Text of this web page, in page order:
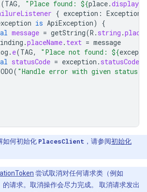
(TAG, "Place found: ${place.
{ exception : Exception
is ApiException)
{
message = getString(R . string .
.placeName. text = message
. e(TAG, "Place not found: ${
statusCode = exception . statusCode
( "Handle error with given status
如何初始化 PlacesClient ，请参阅初始化
尝试取消对任何请求类（例如
的请求。取消操作会尽力完成。 取消请求发出